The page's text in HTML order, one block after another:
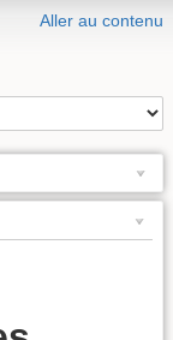
Aller au contenu